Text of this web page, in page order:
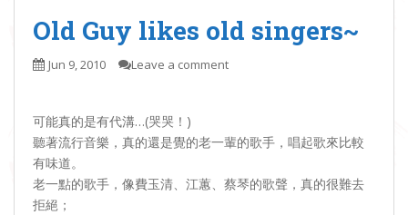
Old Guy likes old singers~
Jun 9, 2010 Leave a comment
可能真的是有代溝…(哭哭！)
聽著流行音樂，真的還是覺的老一輩的歌手，唱起歌來比較
有味道。
老一點的歌手，像費玉清、江蕙、蔡琴的歌聲，真的很難去
拒絕；